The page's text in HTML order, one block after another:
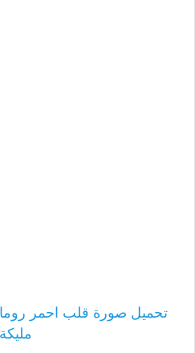
تحميل صورة قلب احمر
مليكة